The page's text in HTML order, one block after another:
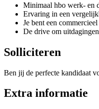
Minimaal hbo werk- en
Ervaring in een
Je bent een
De drive om
Solliciteren
Ben jij de perfecte kandidaat
Extra informatie